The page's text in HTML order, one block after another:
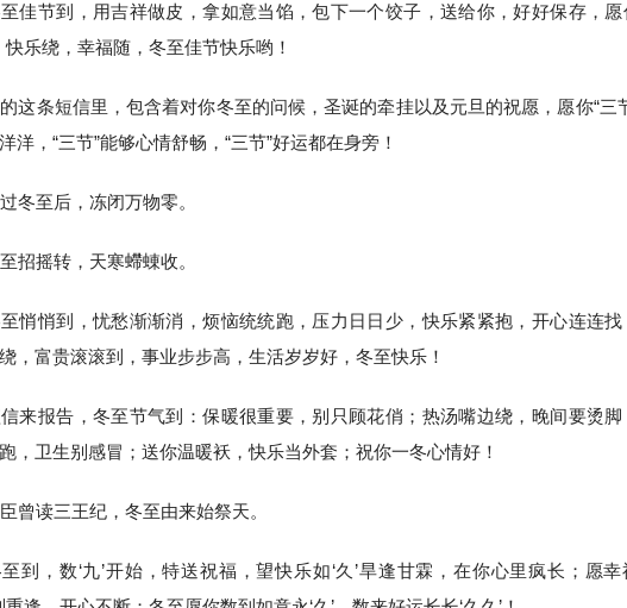
佳节到，用吉祥做皮，拿如意当馅，包下一个饺子，送给你，好好保存，愿
快乐绕，幸福随，冬至佳节快乐哟！
这条短信里，包含着对你冬至的问候，圣诞的牵挂以及元旦的祝愿，愿你“三
洋，“三节”能够心情舒畅，“三节”好运都在身旁！
冬至后，冻闭万物零。
招摇转，天寒螮蝀收。
悄悄到，忧愁渐渐消，烦恼统统跑，压力日日少，快乐紧紧抱，开心连连找
，富贵滚滚到，事业步步高，生活岁岁好，冬至快乐！
来报告，冬至节气到：保暖很重要，别只顾花俏；热汤嘴边绕，晚间要烫脚
，卫生别感冒；送你温暖袄，快乐当外套；祝你一冬心情好！
曾读三王纪，冬至由来始祭天。
到，数‘九’开始，特送祝福，望快乐如‘久’旱逢甘霖，在你心里疯长；愿幸